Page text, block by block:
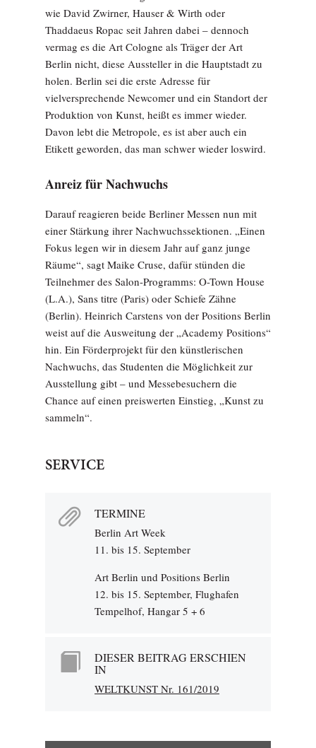
wie David Zwirner, Hauser & Wirth oder
Thaddaeus Ropac seit Jahren dabei – dennoch
vermag es die Art Cologne als Träger der Art
Berlin nicht, diese Aussteller in die Hauptstadt zu
holen. Berlin sei die erste Adresse für
vielversprechende Newcomer und ein Standort der
Produktion von Kunst, heißt es immer wieder.
Davon lebt die Metropole, es ist aber auch ein
Etikett geworden, das man schwer wieder loswird.
Anreiz für Nachwuchs
Darauf reagieren beide Berliner Messen nun mit
einer Stärkung ihrer Nachwuchssektionen. „Einen
Fokus legen wir in diesem Jahr auf ganz junge
Räume“, sagt Maike Cruse, dafür stünden die
Teilnehmer des Salon-Programms: O-Town House
(L.A.), Sans titre (Paris) oder Schiefe Zähne
(Berlin). Heinrich Carstens von der Positions Berlin
weist auf die Ausweitung der „Academy Positions“
hin. Ein Förderprojekt für den künstlerischen
Nachwuchs, das Studenten die Möglichkeit zur
Ausstellung gibt – und Messebesuchern die
Chance auf einen preiswerten Einstieg, „Kunst zu
sammeln“.
SERVICE
TERMINE
Berlin Art Week
11. bis 15. September
Art Berlin und Positions Berlin
12. bis 15. September, Flughafen
Tempelhof, Hangar 5 + 6
DIESER BEITRAG ERSCHIEN
IN
WELTKUNST Nr. 161/2019